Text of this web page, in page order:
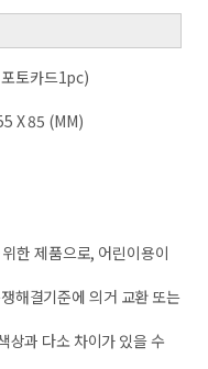
토카드1pc)
X 85 (MM)
한 제품으로, 어린이용이
해결기준에 의거 교환 또는
상과 다소 차이가 있을 수